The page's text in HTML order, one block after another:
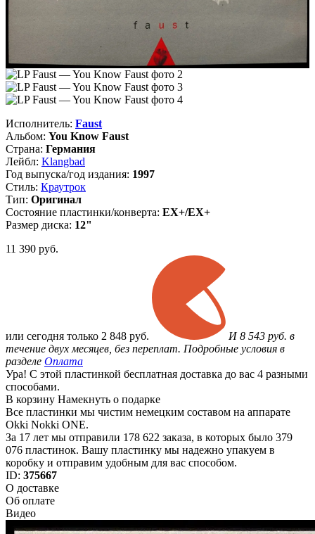
Исполнитель: Faust
Альбом: You Know Faust
Страна: Германия
Лейбл: Klangbad
Год выпуска/год издания: 1997
Стиль: Краутрок
Тип: Оригинал
Состояние пластинки/конверта: EX+/EX+
Размер диска: 12"
11 390 руб.
или сегодня только 2 848 руб.
И 8 543 руб. в
течение двух месяцев, без переплат. Подробные условия в
разделе Оплата
Ура! С этой пластинкой бесплатная доставка до вас 4 разными
способами.
В корзину Намекнуть о подарке
Все пластинки мы чистим немецким составом на аппарате
Okki Nokki ONE.
За 17 лет мы отправили 178 622 заказа, в которых было 379
076 пластинок. Вашу пластинку мы надежно упакуем в
коробку и отправим удобным для вас способом.
ID: 375667
О доставке
Об оплате
Видео